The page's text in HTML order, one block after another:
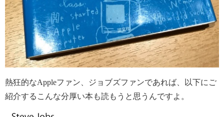
熱狂的なAppleファン、ジョブズファンであれば、以下にご
紹介するこんな分厚い本も読もうと思うんですよ。